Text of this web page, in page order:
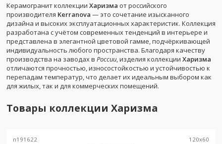
Керамогранит коллекции Харизма от российского
производителя Kerranova — это сочетание изысканного
дизайна и высоких эксплуатационных характеристик. Коллекция
разработана с учётом современных тенденций в интерьере и
представлена в элегантной цветовой гамме, подчёркивающей
индивидуальность любого пространства. Благодаря качеству
производства на заводах в России , изделия коллекции Харизма
отличаются прочностью, износостойкостью и устойчивостью к
перепадам температур, что делает их идеальным выбором как
для жилых, так и для коммерческих помещений.
Товары коллекции Харизма
n191622 120x60